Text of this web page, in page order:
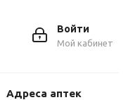
Войти
Мой кабинет
Адреса аптек